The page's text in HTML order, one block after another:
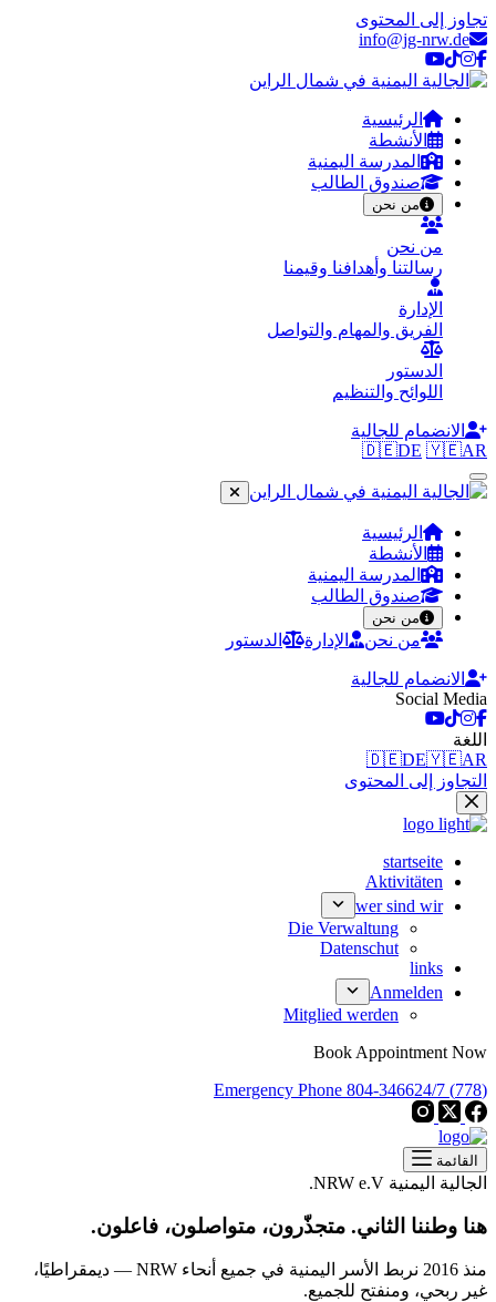
تجاوز إلى المحتوى
info@jg-nrw.de
الرئيسية
الأنشطة
المدرسة اليمنية
صندوق الطالب
من نحن
من نحن
رسالتنا وأهدافنا وقيمنا
الإدارة
الفريق والمهام والتواصل
الدستور
اللوائح والتنظيم
الانضمام للجالية
🇩🇪DE 🇾🇪AR
الرئيسية
الأنشطة
المدرسة اليمنية
صندوق الطالب
من نحن
من نحن الإدارة الدستور
الانضمام للجالية
Social Media
اللغة
🇩🇪DE🇾🇪AR
التجاوز إلى المحتوى
startseite
Aktivitäten
wer sind wir
Die Verwaltung
Datenschut
links
Anmelden
Mitglied werden
Book Appointment Now
(778) 804-3466
24/7 Emergency Phone
القائمة
الجالية اليمنية NRW e.V.
هنا وطننا الثاني. متجذّرون، متواصلون، فاعلون.
منذ 2016 نربط الأسر اليمنية في جميع أنحاء NRW — ديمقراطيًا،
غير ربحي، ومنفتح للجميع.